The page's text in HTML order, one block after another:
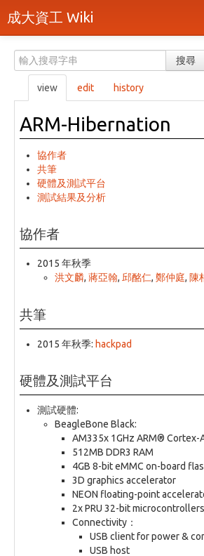
成大資工 Wiki
分類
隨機頁面
最近活動
上傳檔案
本頁面
可列印版本
刪除本頁
搜尋
view edit history
ARM-Hibernation
協作者
共筆
硬體及測試平台
測試結果及分析
協作者
2015 年秋季
洪文麟, 蔣亞翰, 邱酩仁, 鄭仲庭, 陳
共筆
2015 年秋季: hackpad
硬體及測試平台
測試硬體:
BeagleBone Black:
AM335x 1GHz ARM® Cortex-
512MB DDR3 RAM
4GB 8-bit eMMC on-board
3D graphics accelerator
NEON floating-point
2x PRU 32-bit microcontrollers
Connectivity：
USB client for power &
USB host